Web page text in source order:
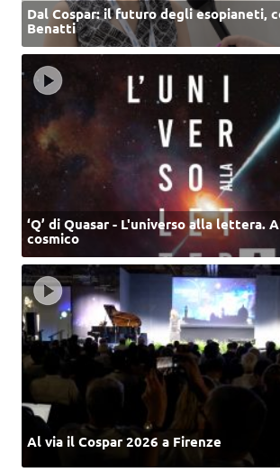
Dal Cospar: il futuro degli esopianeti,
Benatti
‘Q’ di Quasar - L'universo alla lettera.
cosmico
Al via il Cospar 2026 a Firenze